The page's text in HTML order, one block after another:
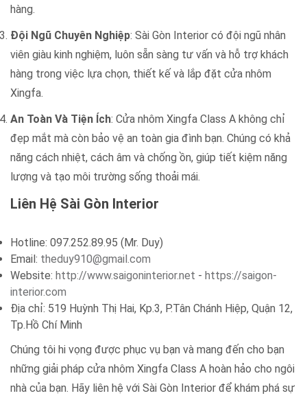
hàng.
Đội Ngũ Chuyên Nghiệp: Sài Gòn Interior có đội ngũ nhân
viên giàu kinh nghiệm, luôn sẵn sàng tư vấn và hỗ trợ khách
hàng trong việc lựa chọn, thiết kế và lắp đặt cửa nhôm
Xingfa.
An Toàn Và Tiện Ích: Cửa nhôm Xingfa Class A không chỉ
đẹp mắt mà còn bảo vệ an toàn gia đình bạn. Chúng có khả
năng cách nhiệt, cách âm và chống ồn, giúp tiết kiệm năng
lượng và tạo môi trường sống thoải mái.
Liên Hệ Sài Gòn Interior
Hotline: 097.252.89.95 (Mr. Duy)
Email: theduy910@gmail.com
Website: http://www.saigoninterior.net - https://saigon-
interior.com
Địa chỉ: 519 Huỳnh Thị Hai, Kp.3, P.Tân Chánh Hiệp, Quận 12,
Tp.Hồ Chí Minh
Chúng tôi hi vọng được phục vụ bạn và mang đến cho bạn
những giải pháp cửa nhôm Xingfa Class A hoàn hảo cho ngôi
nhà của bạn. Hãy liên hệ với Sài Gòn Interior để khám phá sự